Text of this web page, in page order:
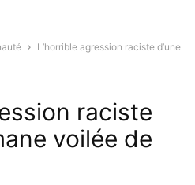
L’horrible agression raciste d’une
raciste
voilée de